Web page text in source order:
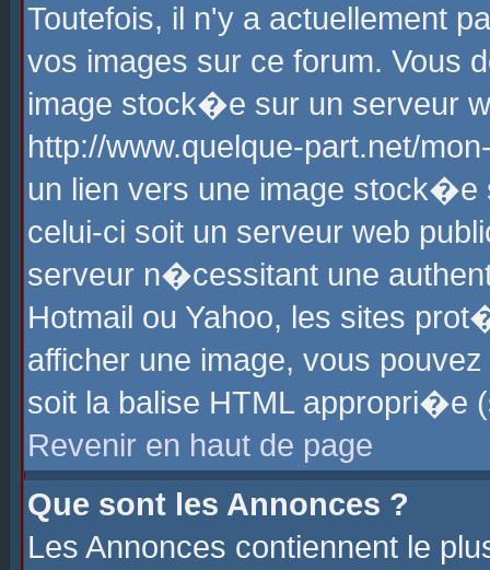
Toutefois, il n'y a actuellement
vos images sur ce forum. Vous
image stock�e sur un serveur
http://www.quelque-part.net/
un lien vers une image
celui-ci soit un serveur web
serveur n�cessitant une
Hotmail ou Yahoo, les sites
afficher une image, vous
soit la balise HTML
Revenir en haut de page
Que sont les Annonces ?
Les Annonces contiennent le